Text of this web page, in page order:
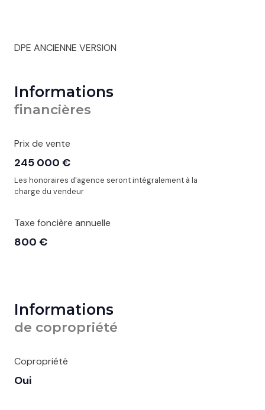
DPE ANCIENNE VERSION
Informations
financières
Prix de vente
245 000 €
Les honoraires d'agence seront intégralement à la
charge du vendeur
Taxe foncière annuelle
800 €
Informations
de copropriété
Copropriété
Oui